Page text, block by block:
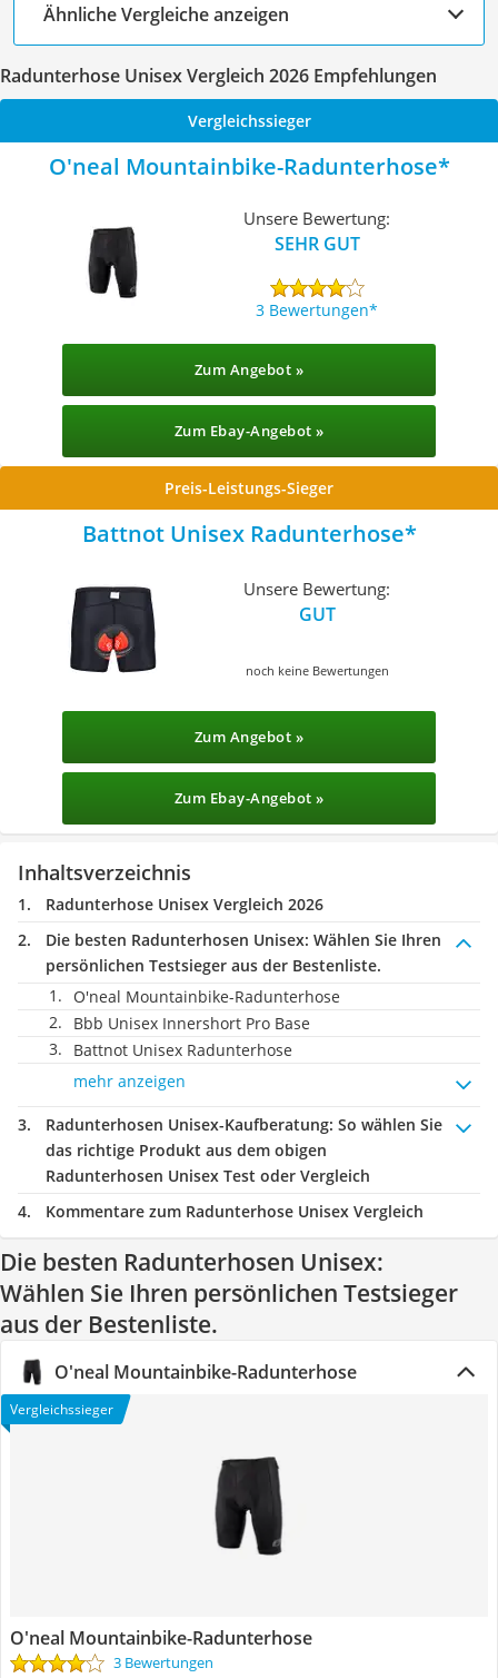
Ähnliche Vergleiche anzeigen
Radunterhose Unisex Vergleich 2026 Empfehlungen
Vergleichssieger
O'neal Mountainbike-Radunterhose
Unsere Bewertung:
SEHR GUT
3 Bewertungen
Zum Angebot »
Zum Ebay-Angebot »
Preis-Leistungs-Sieger
Battnot Unisex Radunterhose
Unsere Bewertung:
GUT
noch keine Bewertungen
Zum Angebot »
Zum Ebay-Angebot »
Inhaltsverzeichnis
Radunterhose Unisex Vergleich 2026
Die besten Radunterhosen Unisex: Wählen Sie Ihren
persönlichen Testsieger aus der Bestenliste.
O'neal Mountainbike-Radunterhose
Bbb Unisex Innershort Pro Base
Battnot Unisex Radunterhose
mehr anzeigen
Radunterhosen Unisex-Kaufberatung: So wählen Sie
das richtige Produkt aus dem obigen
Radunterhosen Unisex Test oder Vergleich
Kommentare zum Radunterhose Unisex Vergleich
Die besten Radunterhosen Unisex:
Wählen Sie Ihren persönlichen Testsieger
aus der Bestenliste.
O'neal Mountainbike-Radunterhose
Vergleichssieger
O'neal Mountainbike-Radunterhose
3 Bewertungen